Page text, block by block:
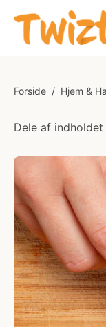
Forside / Hjem &
Dele af